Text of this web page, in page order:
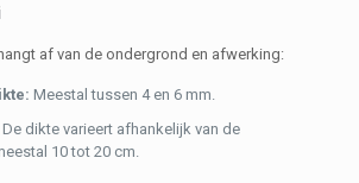
af van de ondergrond en afwerking:
Meestal tussen 4 en 6 mm.
De dikte varieert afhankelijk van de
10 tot 20 cm.